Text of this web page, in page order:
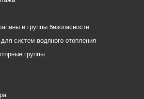
и группы безопасности
систем водяного отопления
группы